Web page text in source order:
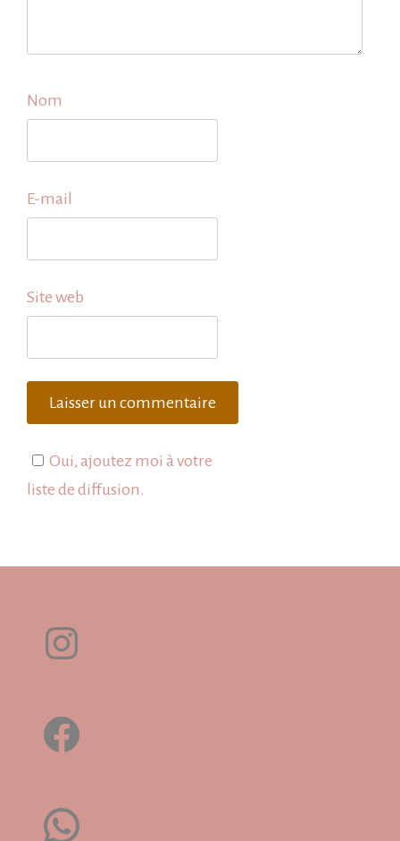
Nom
E-mail
Site web
Oui, ajoutez moi à votre
liste de diffusion.
Instagram
Facebook
WhatsApp